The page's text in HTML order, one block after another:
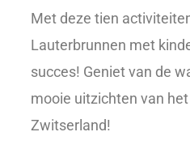
Met deze tien
Lauterbrunnen met
succes! Geniet van de
mooie uitzichten van
Zwitserland!